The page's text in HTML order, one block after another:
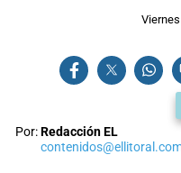
Por:Redacción EL